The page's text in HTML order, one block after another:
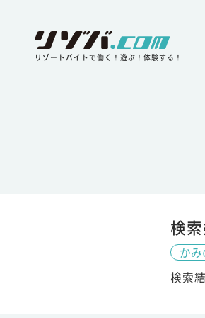
リゾートバイトで働く！遊ぶ！体験する！
検
か
検索